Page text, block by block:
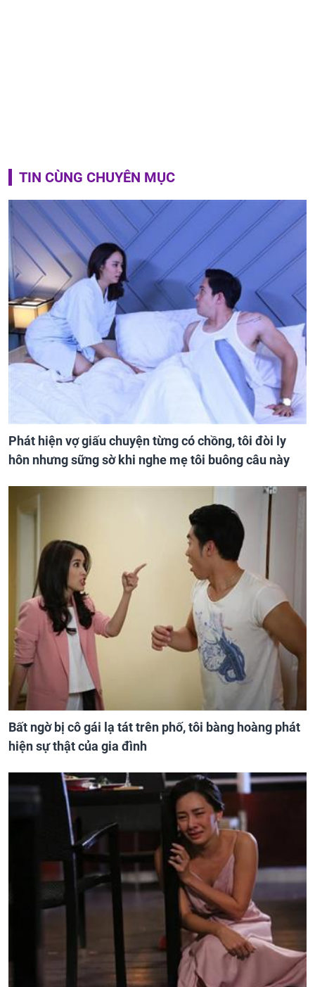
TIN CÙNG CHUYÊN MỤC
Phát hiện vợ giấu chuyện từng có chồng, tôi đòi ly
hôn nhưng sững sờ khi nghe mẹ tôi buông câu này
Bất ngờ bị cô gái lạ tát trên phố, tôi bàng hoàng phát
hiện sự thật của gia đình